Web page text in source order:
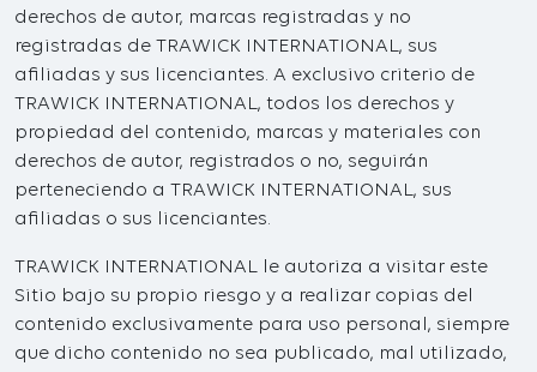
derechos de autor, marcas registradas y no
registradas de TRAWICK INTERNATIONAL, sus
afiliadas y sus licenciantes. A exclusivo criterio de
TRAWICK INTERNATIONAL, todos los derechos y
propiedad del contenido, marcas y materiales con
derechos de autor, registrados o no, seguirán
perteneciendo a TRAWICK INTERNATIONAL, sus
afiliadas o sus licenciantes.
TRAWICK INTERNATIONAL le autoriza a visitar este
Sitio bajo su propio riesgo y a realizar copias del
contenido exclusivamente para uso personal, siempre
que dicho contenido no sea publicado, mal utilizado,